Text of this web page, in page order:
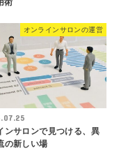
オンラインサロンの運営
ンサロンで見つける、異
の新しい場